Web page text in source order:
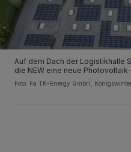
Auf dem Dach der Logistikhalle
die NEW eine neue
Foto: Fa TK-Energy GmbH,